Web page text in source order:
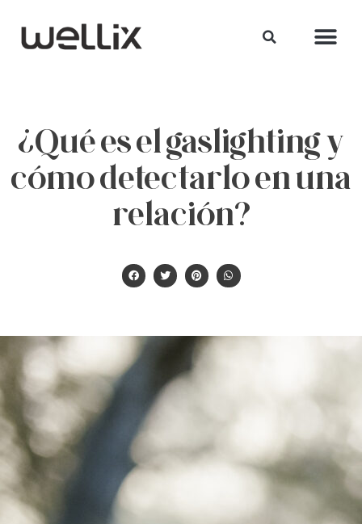
¿Qué es el gaslighting y
cómo detectarlo en una
relación?